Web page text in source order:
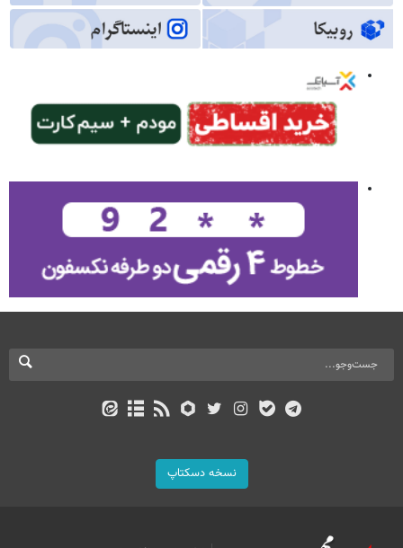
نسخه دسکتاپ